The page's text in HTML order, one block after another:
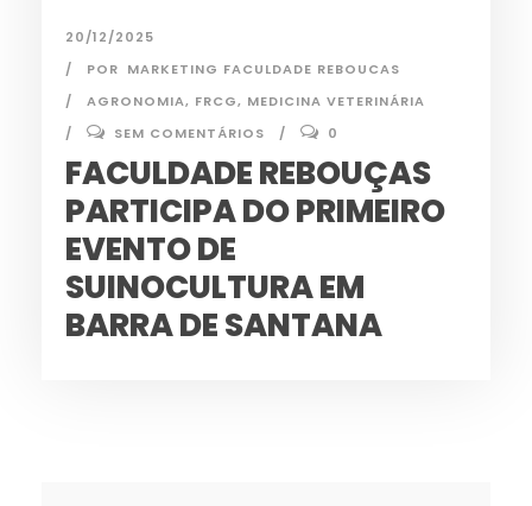
20/12/2025
POR MARKETING FACULDADE REBOUCAS
AGRONOMIA, FRCG, MEDICINA VETERINÁRIA
SEM COMENTÁRIOS
0
FACULDADE REBOUÇAS
PARTICIPA DO PRIMEIRO
EVENTO DE
SUINOCULTURA EM
BARRA DE SANTANA